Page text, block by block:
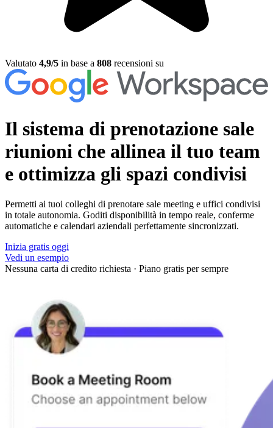
Valutato 4,9/5 in base a 808 recensioni su
Il sistema di prenotazione sale
riunioni che allinea il tuo team
e ottimizza gli spazi condivisi
Permetti ai tuoi colleghi di prenotare sale meeting e uffici condivisi
in totale autonomia. Goditi disponibilità in tempo reale, conferme
automatiche e calendari aziendali perfettamente sincronizzati.
Inizia gratis oggi
Vedi un esempio
Nessuna carta di credito richiesta · Piano gratis per sempre